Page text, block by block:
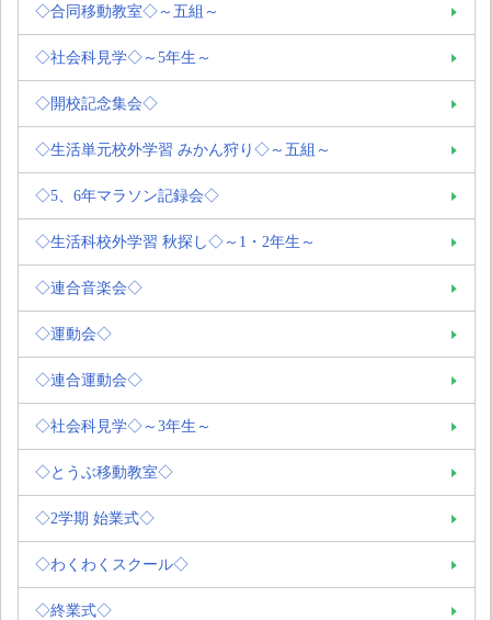
◇合同移動教室◇～五組～
◇社会科見学◇～5年生～
◇開校記念集会◇
◇生活単元校外学習 みかん狩り◇～五組～
◇5、6年マラソン記録会◇
◇生活科校外学習 秋探し◇～1・2年生～
◇連合音楽会◇
◇運動会◇
◇連合運動会◇
◇社会科見学◇～3年生～
◇とうぶ移動教室◇
◇2学期 始業式◇
◇わくわくスクール◇
◇終業式◇